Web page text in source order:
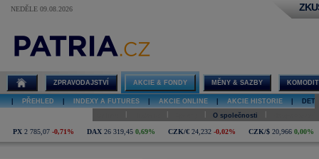
NEDĚLE 09.08.2026
Mueller Water
ZPRAVODAJSTVÍ AKCIE & FONDY MĚNY & SAZBY
PŘEHLED INDEXY A FUTURES AKCIE ONLINE AKCIE HISTORIE
O společnosti
PX 2 785,07 -0,71% DAX 26 319,45 0,69% CZK/€ 24,232 -0,02% CZK/$ 20,966 0,00%